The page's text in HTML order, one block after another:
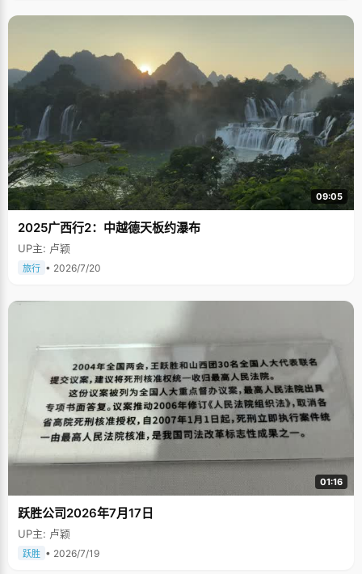
09:05
2025广西行2：中越德天板约瀑布
UP主: 卢颖
旅行 • 2026/7/20
01:16
跃胜公司2026年7月17日
UP主: 卢颖
跃胜 • 2026/7/19